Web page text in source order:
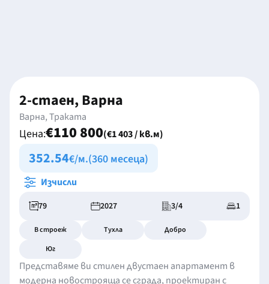
2-стаен, Варна
Варна, Траката
Цена:€110 800(€1 403 / кв.м)
352.54€/м.(360 месеца)
Изчисли
79 2027 3/4 1
В строеж Тухла
Добро
Юг
Представяме ви стилен двустаен апартамент в
модерна новострояща се сграда, проектиран с